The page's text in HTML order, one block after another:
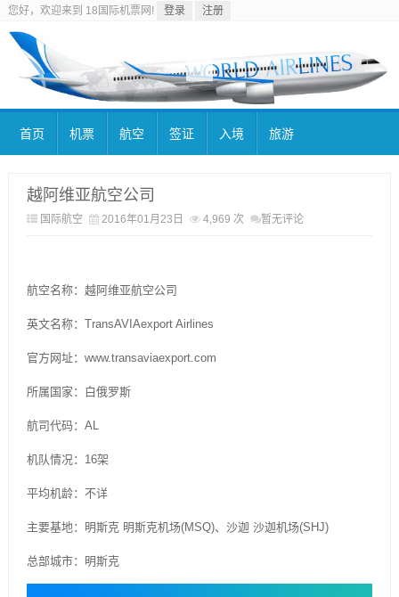
您好，欢迎来到 18国际机票网! 登录 注册
首页 机票 航空 签证 入境 旅游
越阿维亚航空公司
国际航空 2016年01月23日 4,969 次 暂无评论
航空名称：越阿维亚航空公司
英文名称：TransAVIAexport Airlines
官方网址：www.transaviaexport.com
所属国家：白俄罗斯
航司代码：AL
机队情况：16架
平均机龄：不详
主要基地：明斯克 明斯克机场(MSQ)、沙迦 沙迦机场(SHJ)
总部城市：明斯克